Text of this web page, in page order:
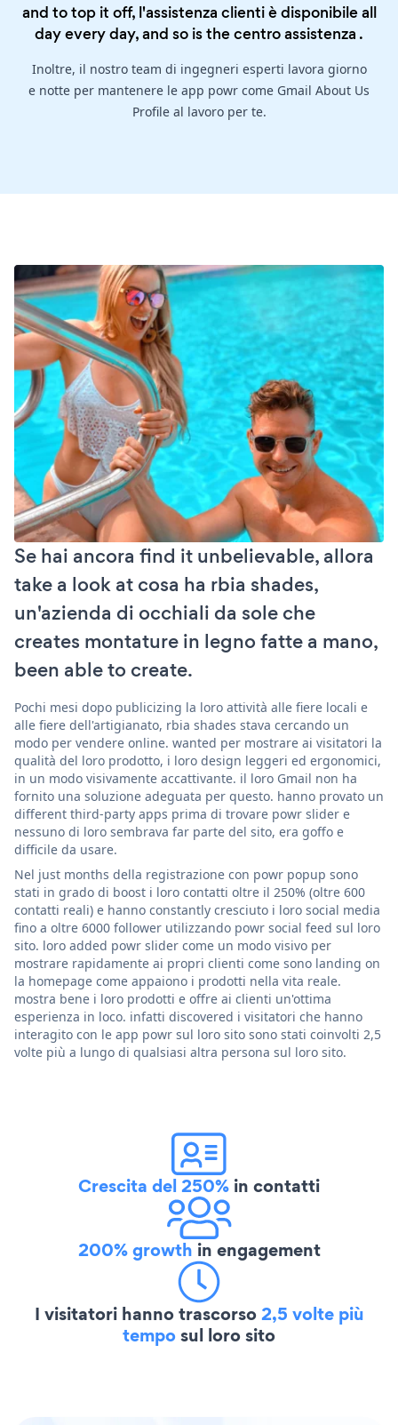
and to top it off, l'assistenza clienti è disponibile all
day every day, and so is thecentro assistenza .
Inoltre, il nostro team di ingegneri esperti lavora giorno
e notte per mantenere le app powr come Gmail About Us
Profile al lavoro per te.
Se hai ancora find it unbelievable, allora
take a look at cosa ha rbia shades,
un'azienda di occhiali da sole che
creates montature in legno fatte a mano,
been able to create.
Pochi mesi dopo publicizing la loro attività alle fiere locali e
alle fiere dell'artigianato, rbia shades stava cercando un
modo per vendere online. wanted per mostrare ai visitatori la
qualità del loro prodotto, i loro design leggeri ed ergonomici,
in un modo visivamente accattivante. il loro Gmail non ha
fornito una soluzione adeguata per questo. hanno provato un
different third-party apps prima di trovare powr slider e
nessuno di loro sembrava far parte del sito, era goffo e
difficile da usare.
Nel just months della registrazione con powr popup sono
stati in grado di boost i loro contatti oltre il 250% (oltre 600
contatti reali) e hanno constantly cresciuto i loro social media
fino a oltre 6000 follower utilizzando powr social feed sul loro
sito. loro added powr slider come un modo visivo per
mostrare rapidamente ai propri clienti come sono landing on
la homepage come appaiono i prodotti nella vita reale.
mostra bene i loro prodotti e offre ai clienti un'ottima
esperienza in loco. infatti discovered i visitatori che hanno
interagito con le app powr sul loro sito sono stati coinvolti 2,5
volte più a lungo di qualsiasi altra persona sul loro sito.
Crescita del 250% in contatti
200% growth in engagement
I visitatori hanno trascorso2,5 volte più
temposul loro sito